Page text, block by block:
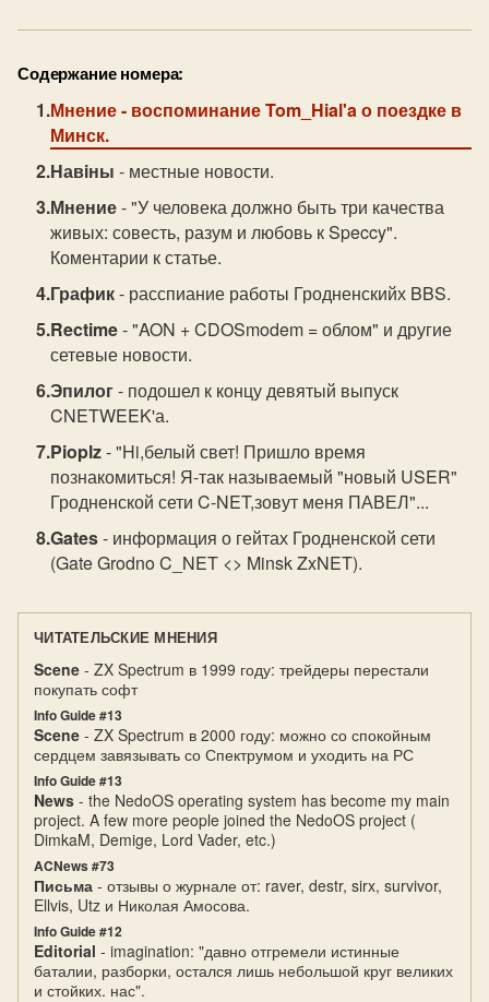
Содержание номера:
Мнение- воспоминание Tom_Hial'a о поездке в
Минск.
Навiны - местные новости.
Мнение- "У человека должно быть три качества
живых: совесть, разум и любовь к Speccy".
Коментарии к статье.
График- расспиание работы Гродненскийх BBS.
Rectime- "AON + CDOSmodem = облом" и другие
сетевые новости.
Эпилог- подошел к концу девятый выпуск
CNETWEEK'а.
Pioplz- "Hi,белый свет! Пришло время
познакомиться! Я-так называемый "новый USER"
Гродненской сети C-NET,зовут меня ПАВЕЛ"...
Gates- информация о гейтах Гродненской сети
(Gate Grodno C_NET <> Minsk ZxNET).
ЧИТАТЕЛЬСКИЕ МНЕНИЯ
Scene - ZX Spectrum в 1999 году: трейдеры перестали
покупать софт
Info Guide #13
Scene - ZX Spectrum в 2000 году: можно со спокойным
сердцем завязывать со Спектрумом и уходить на РС
Info Guide #13
News - the NedoOS operating system has become my main
project. A few more people joined the NedoOS project (
DimkaM, Demige, Lord Vader, etc.)
ACNews #73
Письма - отзывы о журнале от: raver, destr, sirx, survivor,
Ellvis, Utz и Николая Амосова.
Info Guide #12
Editorial - imagination: "давно отгремели истинные
баталии, разборки, остался лишь небольшой круг великих
и стойких. нас".